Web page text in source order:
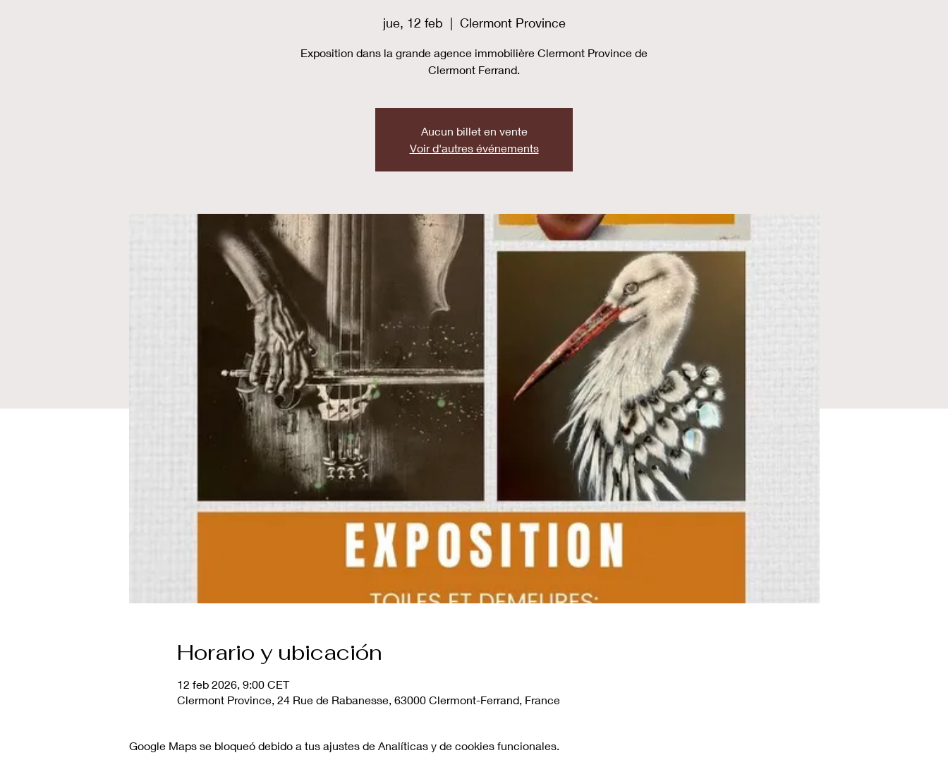
jue, 12 feb
  |
Clermont Province
Exposition dans la grande agence immobilière Clermont Province de
Clermont Ferrand.
Aucun billet en vente
Voir d'autres événements
Horario y ubicación
12 feb 2026, 9:00 CET
Clermont Province, 24 Rue de Rabanesse, 63000 Clermont-Ferrand, France
Google Maps se bloqueó debido a tus ajustes de Analíticas y de cookies funcionales.